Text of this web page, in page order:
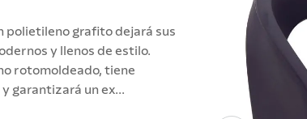
polietileno grafito dejará sus
y llenos de estilo.
rotomoldeado, tiene
garantizará un ex...